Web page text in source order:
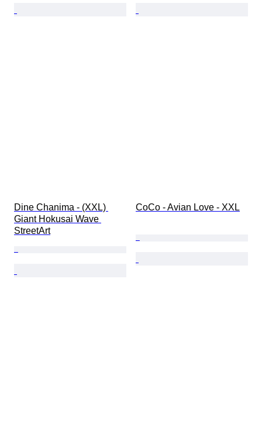
Dine Chanima - (XXL)
Giant Hokusai Wave
StreetArt
CoCo - Avian Love - XXL